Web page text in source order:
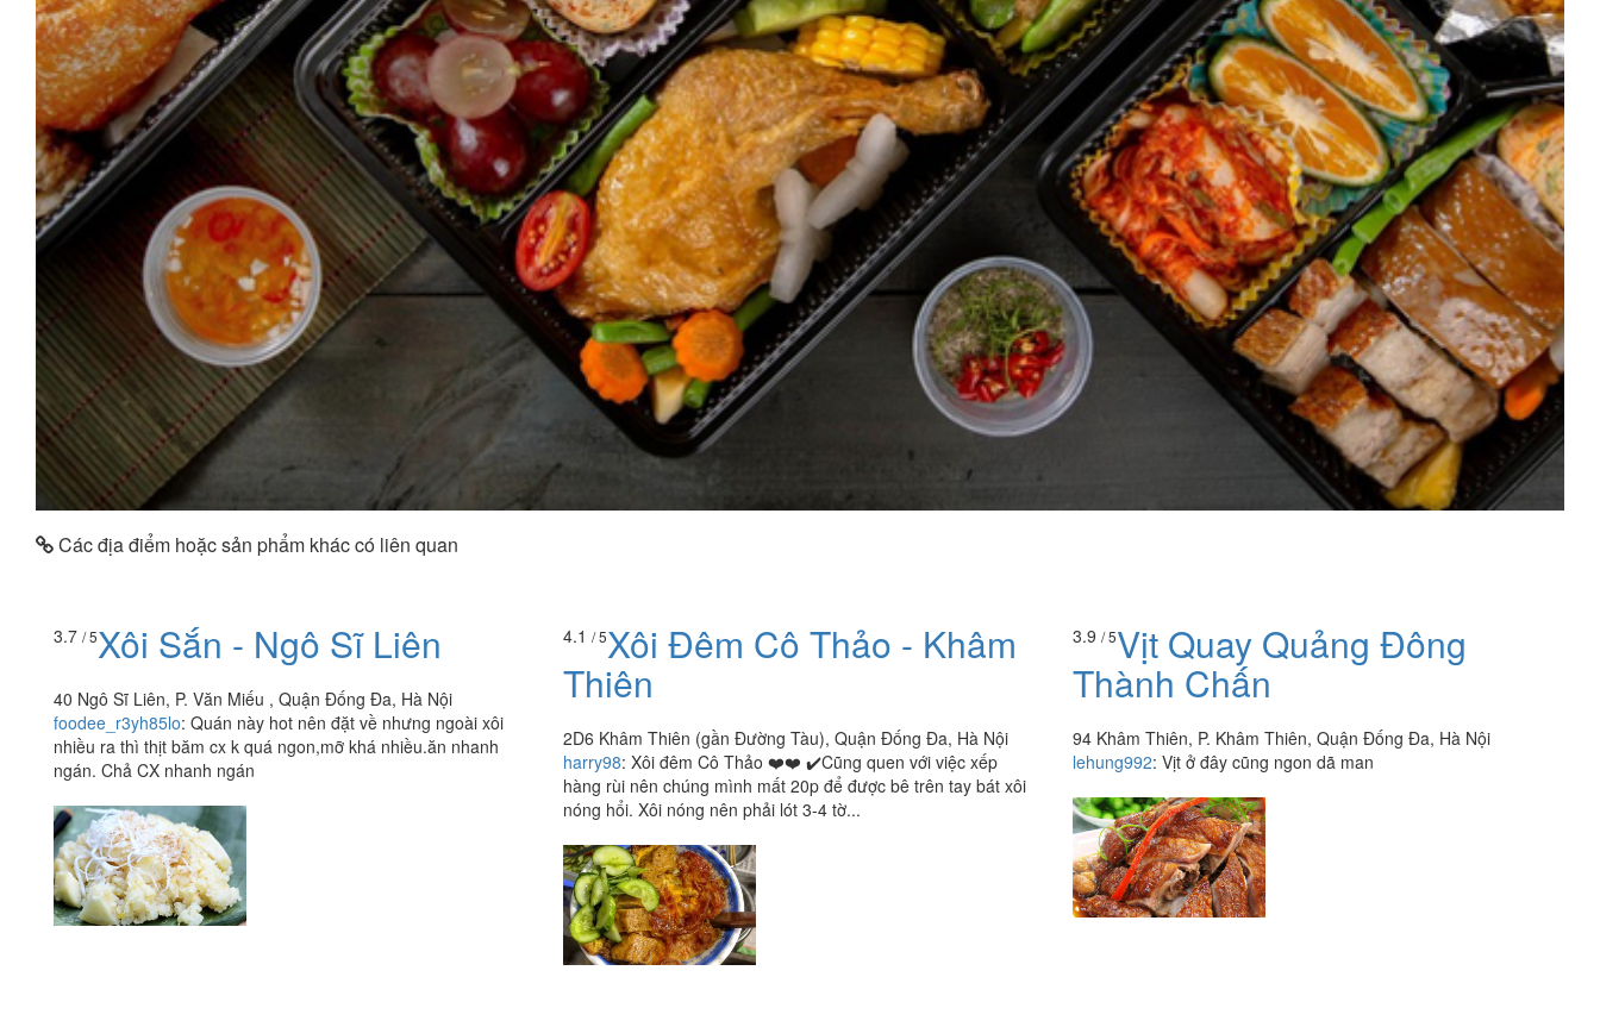
Các địa điểm hoặc sản phẩm khác có liên quan
3.7 / 5Xôi Sắn - Ngô Sĩ Liên
40 Ngô Sĩ Liên, P. Văn Miếu , Quận Đống Đa, Hà Nội
foodee_r3yh85lo: Quán này hot nên đặt về nhưng ngoài xôi
nhiều ra thì thịt băm cx k quá ngon,mỡ khá nhiều.ăn nhanh
ngán. Chả CX nhanh ngán
4.1 / 5Xôi Đêm Cô Thảo - Khâm
Thiên
2D6 Khâm Thiên (gần Đường Tàu), Quận Đống Đa, Hà Nội
harry98: Xôi đêm Cô Thảo ❤️❤️ ✔️Cũng quen với việc xếp
hàng rùi nên chúng mình mất 20p để được bê trên tay bát xôi
nóng hổi. Xôi nóng nên phải lót 3-4 tờ...
3.9 / 5Vịt Quay Quảng Đông
Thành Chấn
94 Khâm Thiên, P. Khâm Thiên, Quận Đống Đa, Hà Nội
lehung992: Vịt ở đây cũng ngon dã man